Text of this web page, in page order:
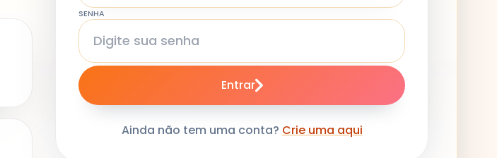
SENHA
Entrar
Ainda não tem uma conta? Crie uma aqui